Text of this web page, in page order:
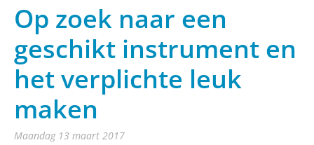
Op zoek naar een
geschikt instrument en
het verplichte leuk
maken
maandag 13 maart 2017